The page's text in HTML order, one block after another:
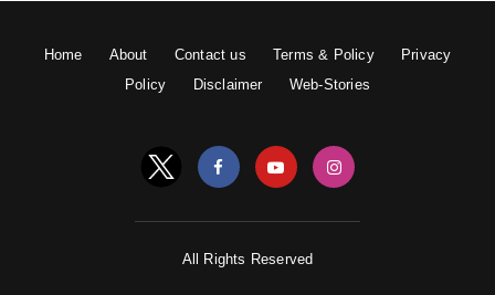
Home About Contact us Terms & Policy
Privacy
Policy
Disclaimer Web-Stories
All Rights Reserved